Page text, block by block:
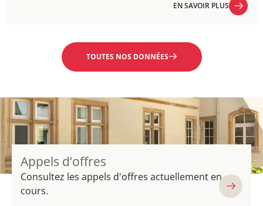
EN SAVOIR PLUS
TOUTES NOS DONNÉES
Appels d’offres
Consultez les appels d'offres actuellement en
cours.